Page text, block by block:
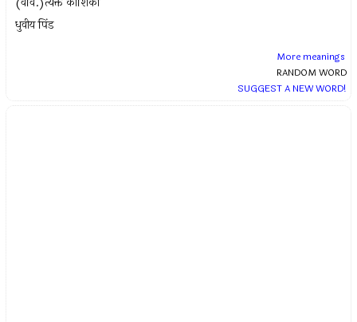
धुवीय पिंड
More meanings
RANDOM WORD
SUGGEST A NEW WORD!